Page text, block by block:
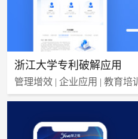
浙江大学专利破解应用
管理增效 | 企业应用 | 教育培训